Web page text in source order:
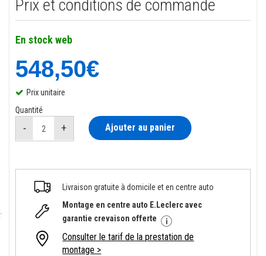
Prix et conditions de commande
En stock web
548,50€
Prix unitaire
Quantité
Ajouter au panier
Livraison gratuite à domicile et en centre auto
Montage en centre auto E.Leclerc avec
garantie crevaison offerte
Consulter le tarif de la prestation de
montage >